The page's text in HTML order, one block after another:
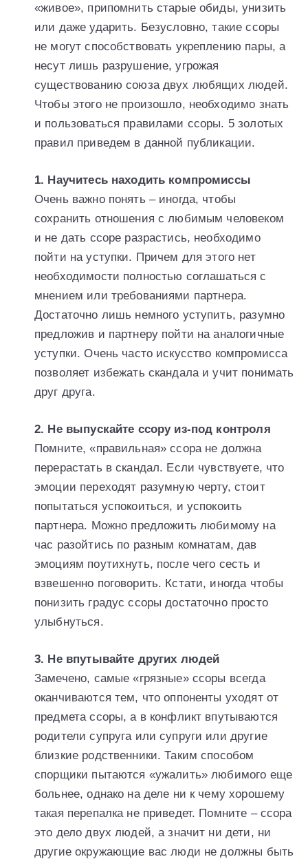
«живое», припомнить старые обиды, унизить
или даже ударить. Безусловно, такие ссоры
не могут способствовать укреплению пары, а
несут лишь разрушение, угрожая
существованию союза двух любящих людей.
Чтобы этого не произошло, необходимо знать
и пользоваться правилами ссоры. 5 золотых
правил приведем в данной публикации.
1. Научитесь находить компромиссы
Очень важно понять – иногда, чтобы
сохранить отношения с любимым человеком
и не дать ссоре разрастись, необходимо
пойти на уступки. Причем для этого нет
необходимости полностью соглашаться с
мнением или требованиями партнера.
Достаточно лишь немного уступить, разумно
предложив и партнеру пойти на аналогичные
уступки. Очень часто искусство компромисса
позволяет избежать скандала и учит понимать
друг друга.
2. Не выпускайте ссору из-под контроля
Помните, «правильная» ссора не должна
перерастать в скандал. Если чувствуете, что
эмоции переходят разумную черту, стоит
попытаться успокоиться, и успокоить
партнера. Можно предложить любимому на
час разойтись по разным комнатам, дав
эмоциям поутихнуть, после чего сесть и
взвешенно поговорить. Кстати, иногда чтобы
понизить градус ссоры достаточно просто
улыбнуться.
3. Не впутывайте других людей
Замечено, самые «грязные» ссоры всегда
оканчиваются тем, что оппоненты уходят от
предмета ссоры, а в конфликт впутываются
родители супруга или супруги или другие
близкие родственники. Таким способом
спорщики пытаются «ужалить» любимого еще
больнее, однако на деле ни к чему хорошему
такая перепалка не приведет. Помните – ссора
это дело двух людей, а значит ни дети, ни
другие окружающие вас люди не должны быть